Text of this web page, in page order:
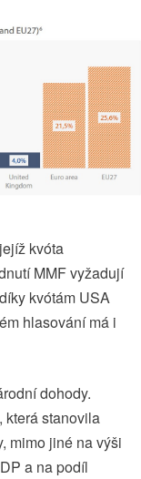
kvóta
MMF vyžadují
kvótám USA
hlasování má i
dohody.
, která stanovila
mimo jiné na výši
a na podíl